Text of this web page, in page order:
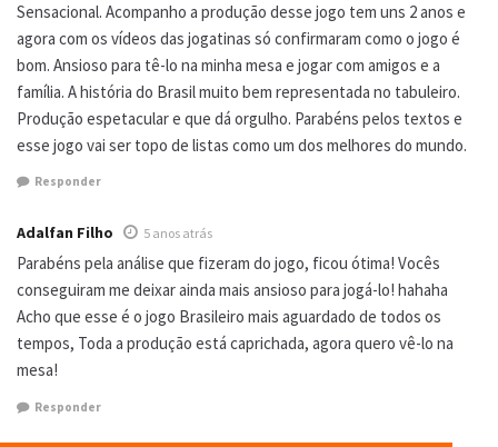
Sensacional. Acompanho a produção desse jogo tem uns 2 anos e
agora com os vídeos das jogatinas só confirmaram como o jogo é
bom. Ansioso para tê-lo na minha mesa e jogar com amigos e a
família. A história do Brasil muito bem representada no tabuleiro.
Produção espetacular e que dá orgulho. Parabéns pelos textos e
esse jogo vai ser topo de listas como um dos melhores do mundo.
Responder
Adalfan Filho 5 anos atrás
Parabéns pela análise que fizeram do jogo, ficou ótima! Vocês
conseguiram me deixar ainda mais ansioso para jogá-lo! hahaha
Acho que esse é o jogo Brasileiro mais aguardado de todos os
tempos, Toda a produção está caprichada, agora quero vê-lo na
mesa!
Responder